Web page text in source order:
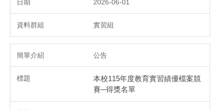
2026-06-01
實習組
公告
本校115年度教育實習績優檔案競
賽─得獎名單